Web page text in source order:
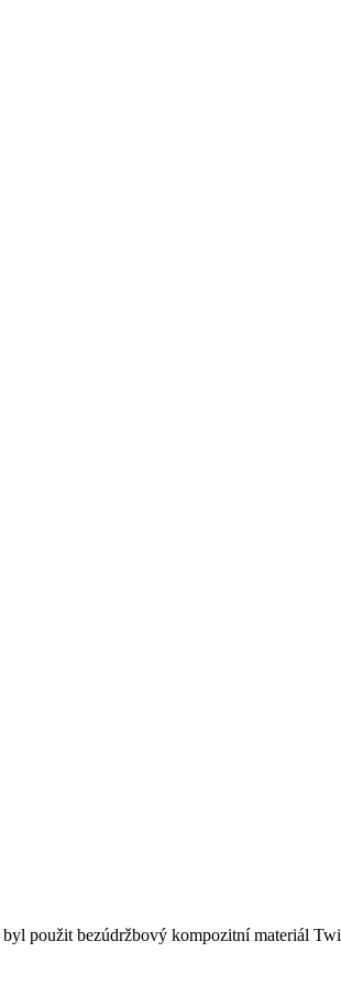
použit bezúdržbový kompozitní materiál